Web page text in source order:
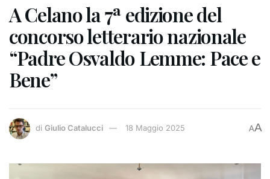
A Celano la 7ª edizione del
concorso letterario nazionale
“Padre Osvaldo Lemme: Pace e
Bene”
di Giulio Catalucci 18 Maggio 2025 AA